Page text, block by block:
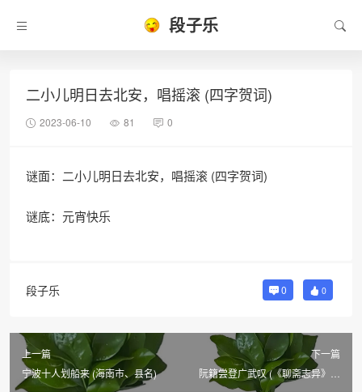
段子乐
二小儿明日去北安，唱摇滚 (四字贺词)
2023-06-10 81 0
谜面：二小儿明日去北安，唱摇滚 (四字贺词)
谜底：元宵快乐
段子乐 0 0
上一篇
宁波十人划船来 (海南市、县名)
下一篇
阮籍尝登广武叹 (《聊斋志异》篇